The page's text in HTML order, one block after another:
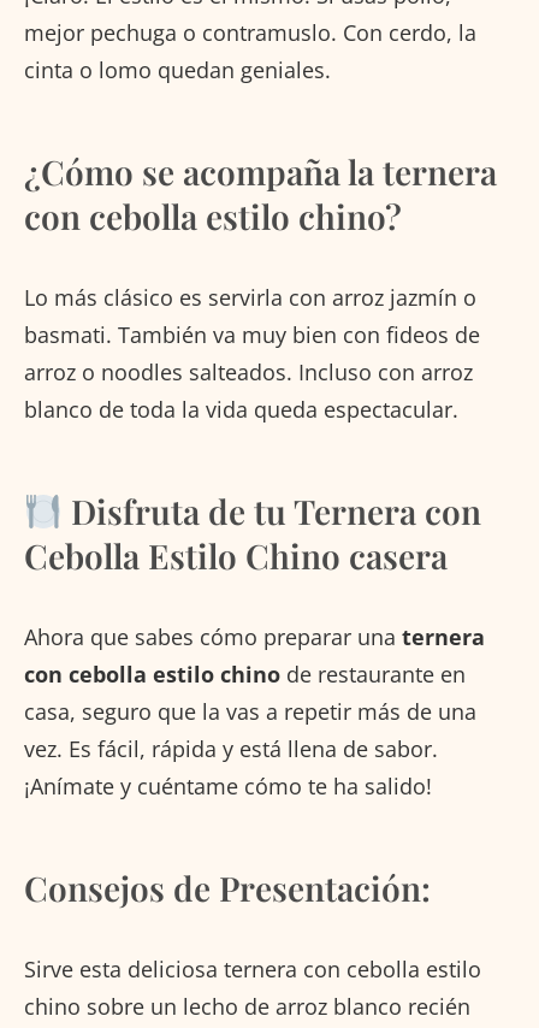
mejor pechuga o contramuslo. Con cerdo, la
cinta o lomo quedan geniales.
¿Cómo se acompaña la ternera
con cebolla estilo chino?
Lo más clásico es servirla con arroz jazmín o
basmati. También va muy bien con fideos de
arroz o noodles salteados. Incluso con arroz
blanco de toda la vida queda espectacular.
Disfruta de tu Ternera con
Cebolla Estilo Chino casera
Ahora que sabes cómo preparar una ternera
con cebolla estilo chino de restaurante en
casa, seguro que la vas a repetir más de una
vez. Es fácil, rápida y está llena de sabor.
¡Anímate y cuéntame cómo te ha salido!
Consejos de Presentación:
Sirve esta deliciosa ternera con cebolla estilo
chino sobre un lecho de arroz blanco recién